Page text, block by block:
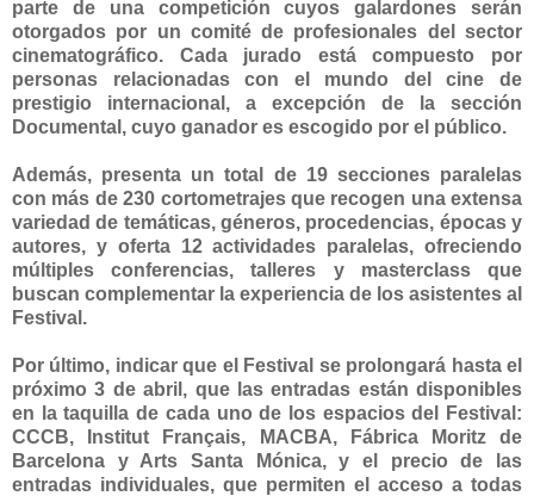
parte de una competición cuyos galardones serán
otorgados por un comité de profesionales del sector
cinematográfico. Cada jurado está compuesto por
personas relacionadas con el mundo del cine de
prestigio internacional, a excepción de la sección
Documental, cuyo ganador es escogido por el público.
Además, presenta un total de 19 secciones paralelas
con más de 230 cortometrajes que recogen una extensa
variedad de temáticas, géneros, procedencias, épocas y
autores, y oferta 12 actividades paralelas, ofreciendo
múltiples conferencias, talleres y masterclass que
buscan complementar la experiencia de los asistentes al
Festival.
Por último, indicar que el Festival se prolongará hasta el
próximo 3 de abril, que las entradas están disponibles
en la taquilla de cada uno de los espacios del Festival:
CCCB, Institut Français, MACBA, Fábrica Moritz de
Barcelona y Arts Santa Mónica, y el precio de las
entradas individuales, que permiten el acceso a todas